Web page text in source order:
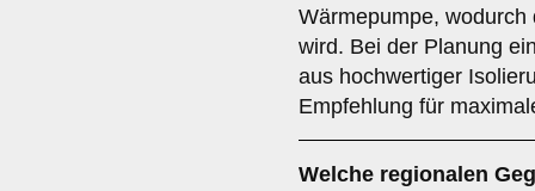
Wärmepumpe,
wird. Bei der Planung
aus hochwertiger
Empfehlung für
Welche regionalen